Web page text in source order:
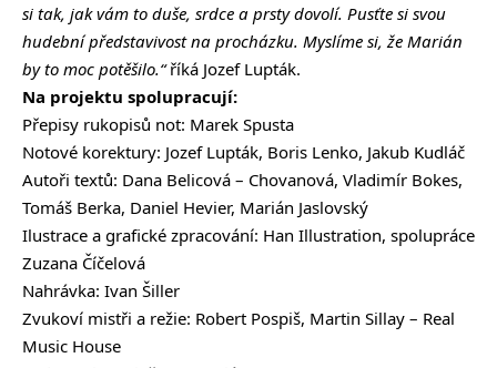
si tak, jak vám to duše, srdce a prsty dovolí. Pusťte si svou
hudební představivost na procházku. Myslíme si, že Marián
by to moc potěšilo.“říká Jozef Lupták.
Na projektu spolupracují:
Přepisy rukopisů not: Marek Spusta
Notové korektury: Jozef Lupták, Boris Lenko, Jakub Kudláč
Autoři textů: Dana Belicová – Chovanová, Vladimír Bokes,
Tomáš Berka, Daniel Hevier, Marián Jaslovský
Ilustrace a grafické zpracování: Han Illustration, spolupráce
Zuzana Číčelová
Nahrávka: Ivan Šiller
Zvukoví mistři a režie: Robert Pospiš, Martin Sillay – Real
Music House